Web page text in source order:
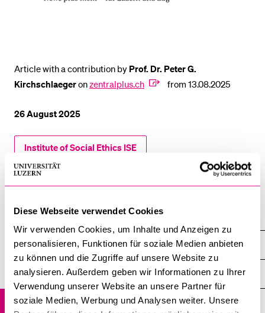
Diese Webseite verwendet Cookies
Wir verwenden Cookies, um Inhalte und Anzeigen zu
personalisieren, Funktionen für soziale Medien anbieten
zu können und die Zugriffe auf unsere Website zu
analysieren. Außerdem geben wir Informationen zu Ihrer
Verwendung unserer Website an unsere Partner für
soziale Medien, Werbung und Analysen weiter. Unsere
Institutes and Research Units
Institute of Social Ethics ISE
Overview
News
Article with a contribution by Prof. Dr. Peter G.
Kirchschlaegeronzentralplus.ch from 13.08.2025
26 August 2025
Institute of Social Ethics ISE
Professorship Theological Ethics and Social Ethics